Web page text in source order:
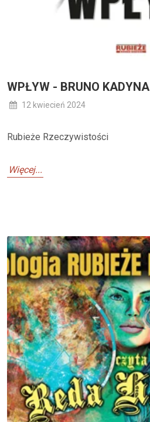
WPŁYW - BRUNO KADYNA
12 kwiecień 2024
Rubieże Rzeczywistości
Więcej...